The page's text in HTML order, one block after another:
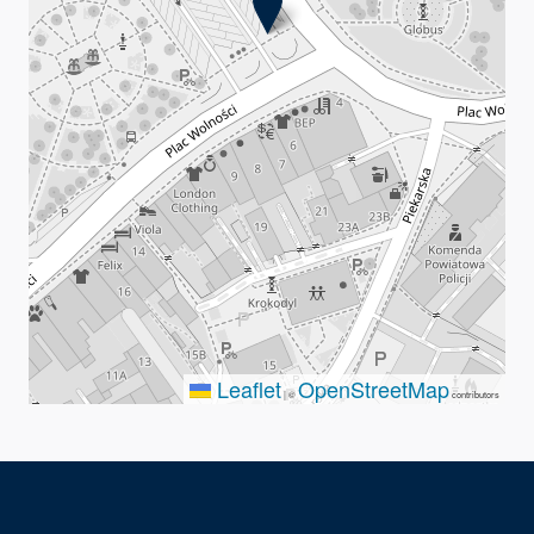
Leaflet|©OpenStreetMapcontributors